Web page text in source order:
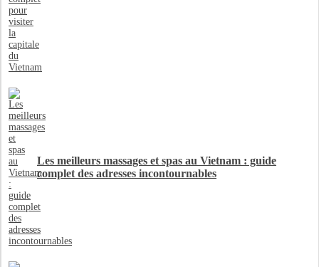
Les meilleurs massages et spas au Vietnam : guide
complet des adresses incontournables